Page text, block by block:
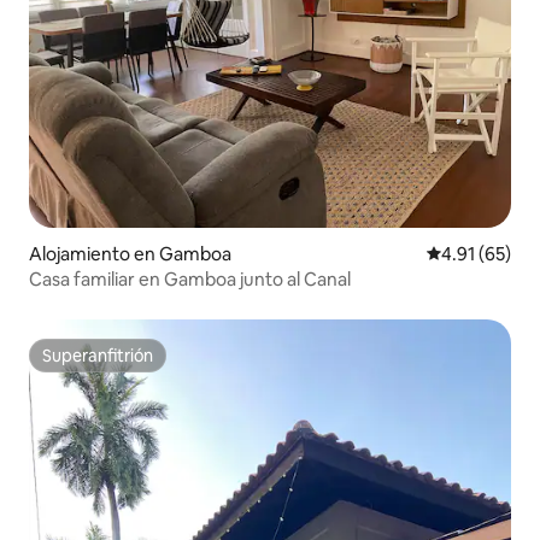
Alojamiento en Gamboa Calificación
4.91 (65)
Casa familiar en Gamboa junto al Canal
Superanfitrión
Superanfitrión